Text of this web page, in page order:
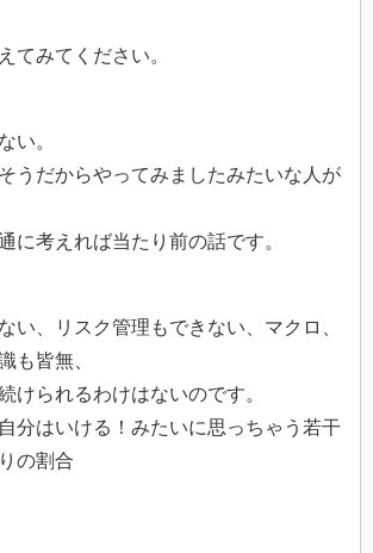
てみてください。
い。
うだからやってみましたみたいな人が
に考えれば当たり前の話です。
い、リスク管理もできない、マクロ、
も皆無、
けられるわけはないのです。
分はいける！みたいに思っちゃう若干
の割合